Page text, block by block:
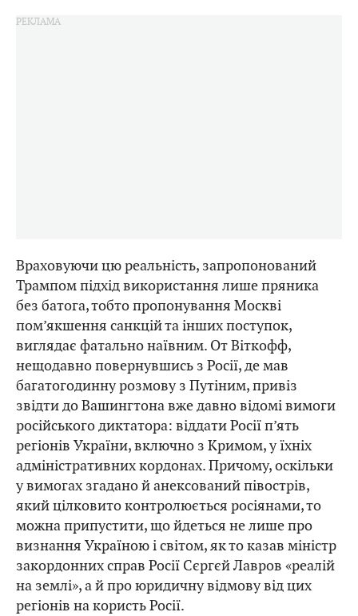
Враховуючи цю реальність, запропонований
Трампом підхід використання лише пряника
без батога, тобто пропонування Москві
пом’якшення санкцій та інших поступок,
виглядає фатально наївним. От Віткофф,
нещодавно повернувшись з Росії, де мав
багатогодинну розмову з Путіним, привіз
звідти до Вашингтона вже давно відомі вимоги
російського диктатора: віддати Росії п’ять
регіонів України, включно з Кримом, у їхніх
адміністративних кордонах. Причому, оскільки
у вимогах згадано й анексований півострів,
який цілковито контролюється росіянами, то
можна припустити, що йдеться не лише про
визнання Україною і світом, як то казав міністр
закордонних справ Росії Сєргєй Лавров «реалій
на землі», а й про юридичну відмову від цих
регіонів на користь Росії.